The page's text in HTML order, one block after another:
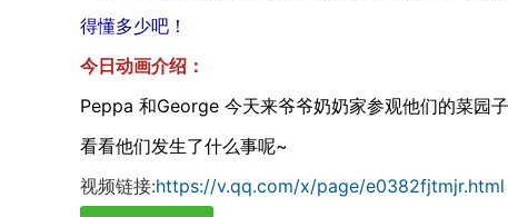
得懂多少吧！
今日动画介绍：
Peppa 和George 今天来爷爷奶奶家参观他们的菜园
看看他们发生了什么事呢~
视频链接:https://v.qq.com/x/page/e0382fjtmjr.html